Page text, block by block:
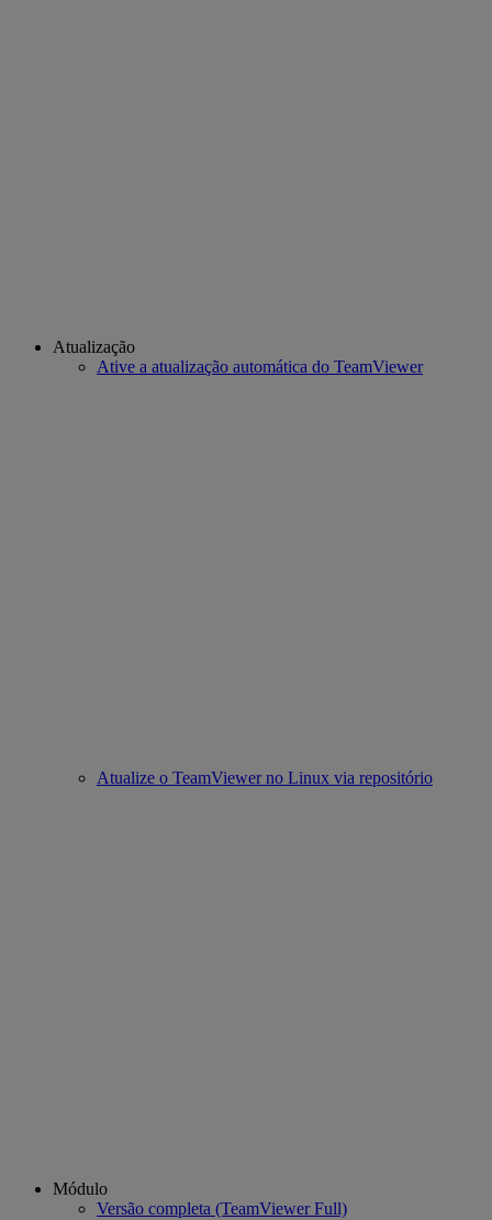
Atualização
Ative a atualização automática do TeamViewer
Atualize o TeamViewer no Linux via repositório
Módulo
Versão completa (TeamViewer Full)